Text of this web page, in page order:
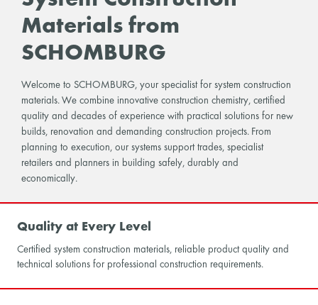
Materials from
SCHOMBURG
Welcome to SCHOMBURG, your specialist for system construction
materials. We combine innovative construction chemistry, certified
quality and decades of experience with practical solutions for new
builds, renovation and demanding construction projects. From
planning to execution, our systems support trades, specialist
retailers and planners in building safely, durably and
economically.
Quality at Every Level
Certified system construction materials, reliable product quality and
technical solutions for professional construction requirements.